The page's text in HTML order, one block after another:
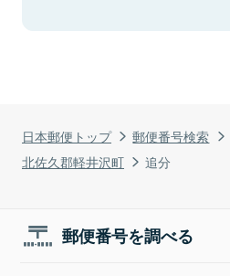
日本郵便トップ 郵便番号検索
北佐久郡軽井沢町
追分
郵便番号を調べる